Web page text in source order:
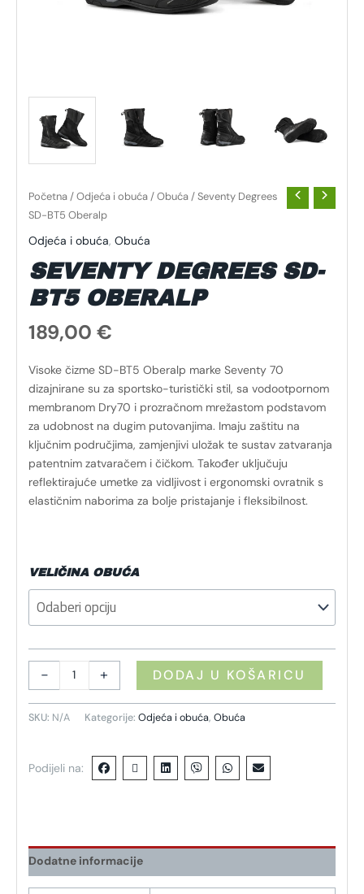
Početna /Odjeća i obuća /Obuća / Seventy Degrees
SD-BT5 Oberalp
Odjeća i obuća, Obuća
SEVENTY DEGREES SD-
BT5 OBERALP
189,00 €
Visoke čizme SD-BT5 Oberalp marke Seventy 70
dizajnirane su za sportsko-turistički stil, sa vodootpornom
membranom Dry70 i prozračnom mrežastom podstavom
za udobnost na dugim putovanjima. Imaju zaštitu na
ključnim područjima, zamjenjivi uložak te sustav zatvaranja
patentnim zatvaračem i čičkom. Također uključuju
reflektirajuće umetke za vidljivost i ergonomski ovratnik s
elastičnim naborima za bolje pristajanje i fleksibilnost.
VELIČINA OBUĆA
- + DODAJ U KOŠARICU
SKU: N/A Kategorije: Odjeća i obuća, Obuća
Podijeli na:
Dodatne informacije